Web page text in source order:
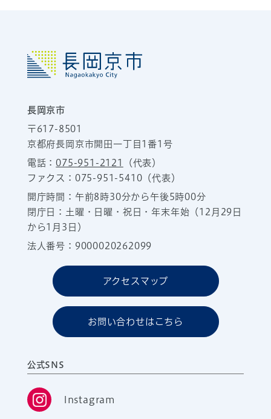
長岡京市
〒617-8501
京都府長岡京市開田一丁目1番1号
電話：075-951-2121
（代表）
ファクス：075-951-5410（代表）
開庁時間：午前8時30分から午後5時00分
閉庁日：土曜・日曜・祝日・年末年始（12月29日
から1月3日）
法人番号：9000020262099
アクセスマップ
お問い合わせはこちら
公式SNS
Instagram